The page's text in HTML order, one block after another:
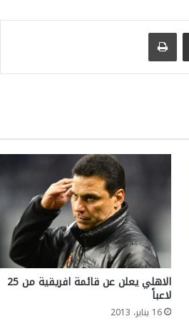
مشاركة عبر البريد طباعة
الاهلي يعلن عن قائمة افريقية من 25
لاعباً
16 يناير، 2013